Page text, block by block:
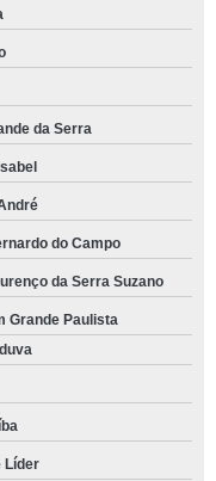
da Serra
do Campo
da Serra Suzano
Grande Paulista
Líder